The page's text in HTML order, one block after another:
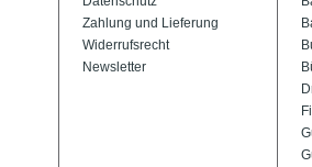
Zahlung und Lieferung
Widerrufsrecht
Newsletter